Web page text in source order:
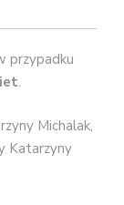
przypadku
.
Michalak,
Katarzyny